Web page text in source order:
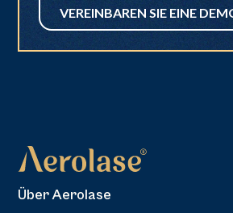
VEREINBAREN SIE EINE
Über Aerolase